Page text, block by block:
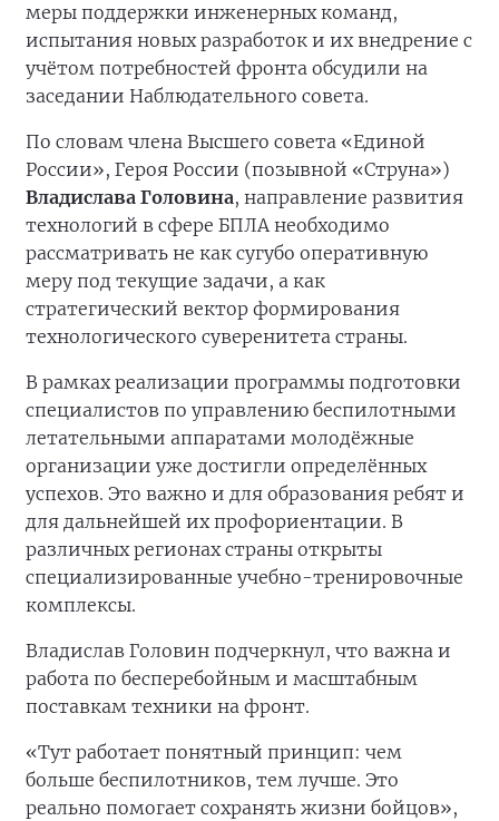
меры поддержки инженерных команд,
испытания новых разработок и их внедрение с
учётом потребностей фронта обсудили на
заседании Наблюдательного совета.
По словам члена Высшего совета «Единой
России», Героя России (позывной «Струна»)
Владислава Головина, направление развития
технологий в сфере БПЛА необходимо
рассматривать не как сугубо оперативную
меру под текущие задачи, а как
стратегический вектор формирования
технологического суверенитета страны.
В рамках реализации программы подготовки
специалистов по управлению беспилотными
летательными аппаратами молодёжные
организации уже достигли определённых
успехов. Это важно и для образования ребят и
для дальнейшей их профориентации. В
различных регионах страны открыты
специализированные учебно-тренировочные
комплексы.
Владислав Головин подчеркнул, что важна и
работа по бесперебойным и масштабным
поставкам техники на фронт.
«Тут работает понятный принцип: чем
больше беспилотников, тем лучше. Это
реально помогает сохранять жизни бойцов»,